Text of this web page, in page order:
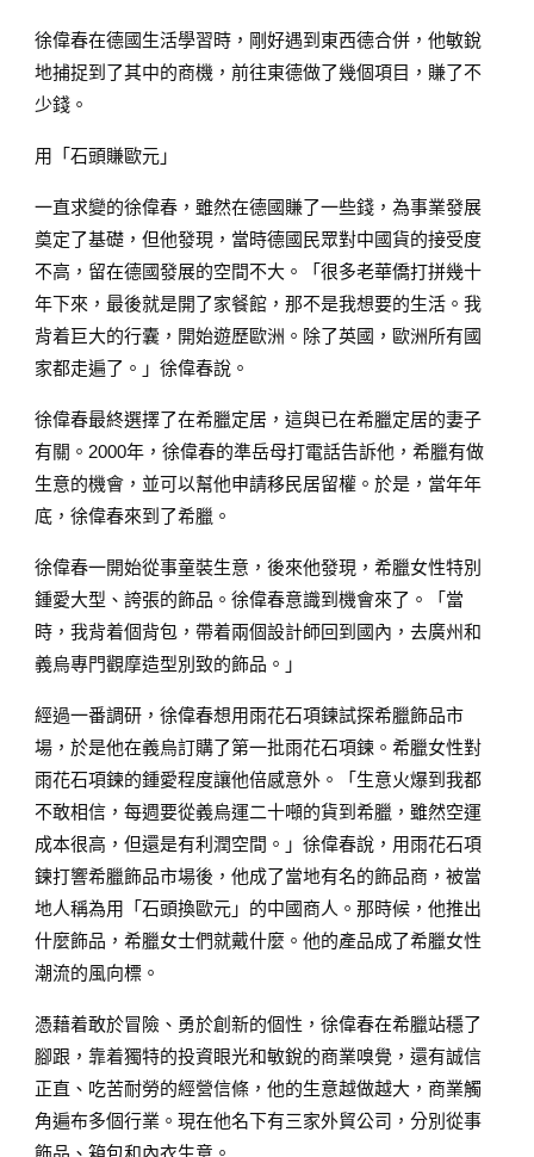
徐偉春在德國生活學習時，剛好遇到東西德合併，他敏銳
地捕捉到了其中的商機，前往東德做了幾個項目，賺了不
少錢。
用「石頭賺歐元」
一直求變的徐偉春，雖然在德國賺了一些錢，為事業發展
奠定了基礎，但他發現，當時德國民眾對中國貨的接受度
不高，留在德國發展的空間不大。「很多老華僑打拼幾十
年下來，最後就是開了家餐館，那不是我想要的生活。我
背着巨大的行囊，開始遊歷歐洲。除了英國，歐洲所有國
家都走遍了。」徐偉春說。
徐偉春最終選擇了在希臘定居，這與已在希臘定居的妻子
有關。2000年，徐偉春的準岳母打電話告訴他，希臘有做
生意的機會，並可以幫他申請移民居留權。於是，當年年
底，徐偉春來到了希臘。
徐偉春一開始從事童裝生意，後來他發現，希臘女性特別
鍾愛大型、誇張的飾品。徐偉春意識到機會來了。「當
時，我背着個背包，帶着兩個設計師回到國內，去廣州和
義烏專門觀摩造型別致的飾品。」
經過一番調研，徐偉春想用雨花石項鍊試探希臘飾品市
場，於是他在義烏訂購了第一批雨花石項鍊。希臘女性對
雨花石項鍊的鍾愛程度讓他倍感意外。「生意火爆到我都
不敢相信，每週要從義烏運二十噸的貨到希臘，雖然空運
成本很高，但還是有利潤空間。」徐偉春說，用雨花石項
鍊打響希臘飾品市場後，他成了當地有名的飾品商，被當
地人稱為用「石頭換歐元」的中國商人。那時候，他推出
什麼飾品，希臘女士們就戴什麼。他的產品成了希臘女性
潮流的風向標。
憑藉着敢於冒險、勇於創新的個性，徐偉春在希臘站穩了
腳跟，靠着獨特的投資眼光和敏銳的商業嗅覺，還有誠信
正直、吃苦耐勞的經營信條，他的生意越做越大，商業觸
角遍布多個行業。現在他名下有三家外貿公司，分別從事
飾品、箱包和內衣生意。